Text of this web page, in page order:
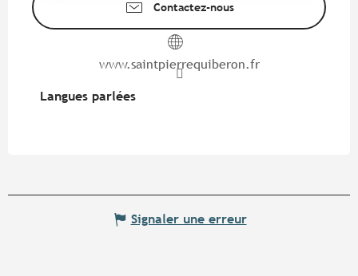
Contactez-nous
www.saintpierrequiberon.fr
Langues parlées
Langues parlées
Signaler une erreur